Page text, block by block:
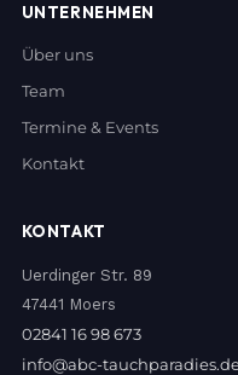
UNTERNEHMEN
Über uns
Team
Termine & Events
Kontakt
KONTAKT
Uerdinger Str. 89
47441 Moers
02841 16 98 673
info@abc-